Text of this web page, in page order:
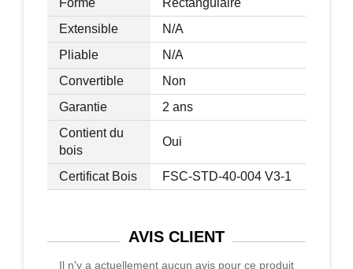
Extensible
N/A
Pliable
N/A
Convertible
Non
Garantie
2 ans
Contient du
bois
Oui
Certificat Bois FSC-STD-40-004 V3-1
AVIS CLIENT
Il n'y a actuellement aucun avis pour ce produit